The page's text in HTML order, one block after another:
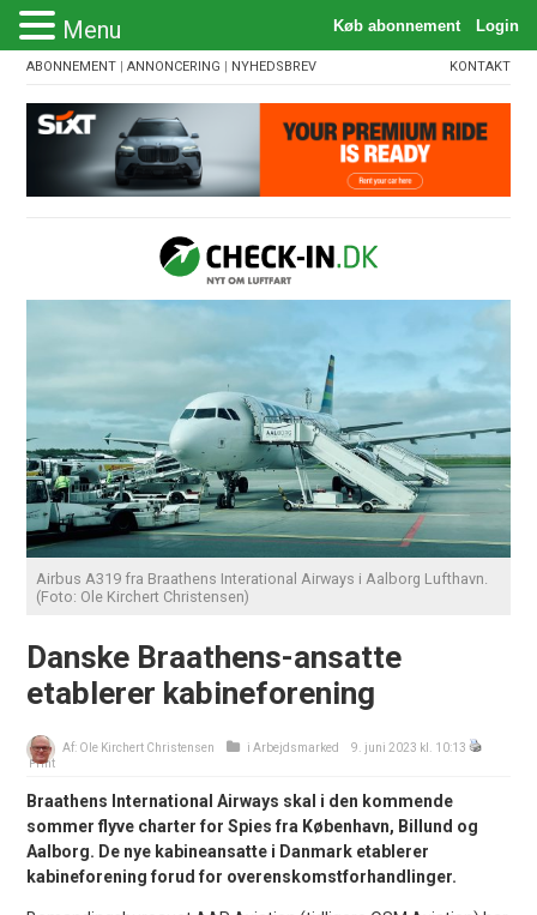
ABONNEMENT |ANNONCERING | NYHEDSBREV KONTAKT
Airbus A319 fra Braathens Interational Airways i Aalborg Lufthavn.
(Foto: Ole Kirchert Christensen)
Danske Braathens-ansatte
etablerer kabineforening
Af: Ole Kirchert Christensen iArbejdsmarked
9. juni 2023 kl. 10:13
Print
Braathens International Airways skal i den kommende
sommer flyve charter for Spies fra København, Billund og
Aalborg. De nye kabineansatte i Danmark etablerer
kabineforening forud for overenskomstforhandlinger.
Menu